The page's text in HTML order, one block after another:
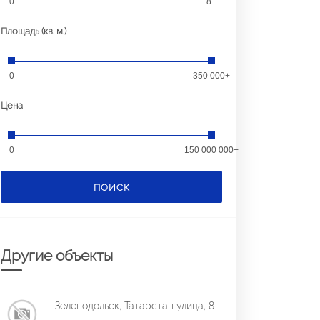
Площадь (кв. м.)
0 350 000+
Цена
0 150 000 000+
ПОИСК
Другие объекты
Зеленодольск, Татарстан улица, 8